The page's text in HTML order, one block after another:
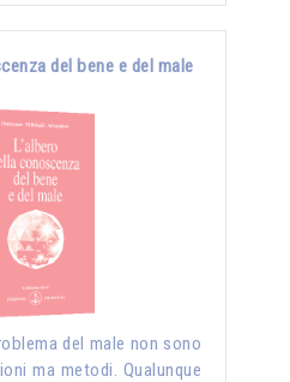
del bene e del male
del male non sono
ma metodi. Qualunque